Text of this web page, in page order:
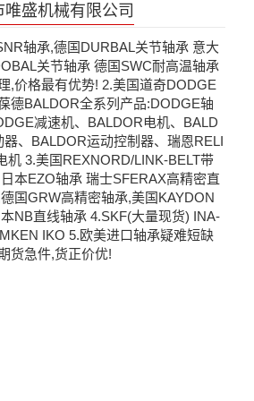
唯盛机械有限公司
轴承,德国DURBAL关节轴承 意大
关节轴承 德国SWC耐高温轴承
,价格最有优势! 2.美国道奇DODGE
德BALDOR全系列产品:DODGE轴
减速机、BALDOR电机、BALD
器、BALDOR运动控制器、瑞恩RELI
机 3.美国REXNORD/LINK-BELT带
本EZO轴承 瑞士SFERAX高精密直
国GRW高精密轴承,美国KAYDON
NB直线轴承 4.SKF(大量现货) INA-
IKO 5.欧美进口轴承疑难短缺
货急件,货正价优!